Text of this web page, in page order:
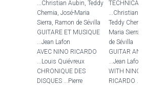
...Christian Aubin, Teddy
Chemia, José-Maria
Sierra, Ramon de Sévilla
GUITARE ET MUSIQUE
...Jean Lafon
AVEC NINO RICARDO
...Louis Quiévreux
CHRONIQUE DES
DISQUES ...Pierre
TECHNICAL
...Christian
Teddy
Maria Sierra,
de Sévilla
GUITAR
...Jean Lafon
WITH NINO
RICARDO